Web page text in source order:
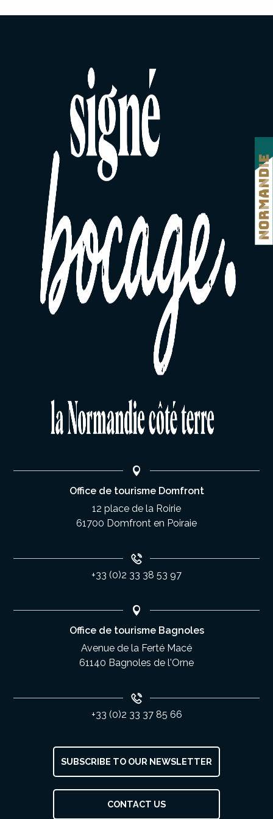
Chambre d'hôtes La Pommeraie
Yourte "sous les poiriers"
Chambres d'hôtes Château du Gué aux Biches
B&B Le Chat'
Le Chalet de l'Eldo Ras d'Eau
Cabane "Le Cotin" "sous les poiriers"
SUBSCRIBE TO OUR NEWSLETTER
CONTACT US
Office de tourisme Domfront
12 place de la Roirie
61700 Domfront en Poiraie
+33 (0)2 33 38 53 97
Office de tourisme Bagnoles
Avenue de la Ferté Macé
61140 Bagnoles de l'Orne
+33 (0)2 33 37 85 66